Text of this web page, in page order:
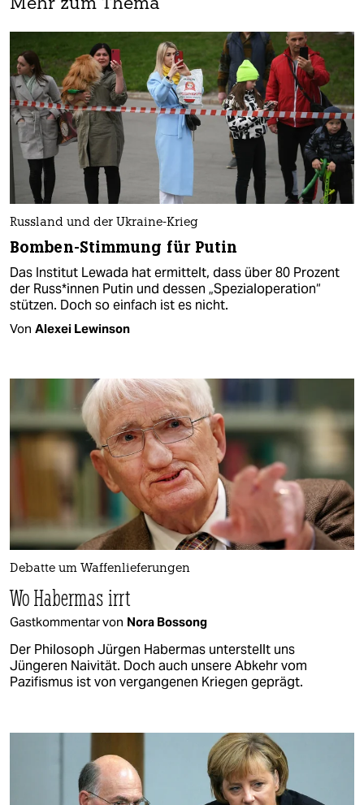
Mehr zum Thema
Russland und der Ukraine-Krieg
Bomben-Stimmung für Putin
Das Institut Lewada hat ermittelt, dass über 80 Prozent
der Rus­s*in­nen Putin und dessen „Spezialoperation“
stützen. Doch so einfach ist es nicht.
Von Alexei Lewinson
Debatte um Waffenlieferungen
Wo Habermas irrt
Gastkommentar von Nora Bossong
Der Philosoph Jürgen Habermas unterstellt uns
Jüngeren Naivität. Doch auch unsere Abkehr vom
Pazifismus ist von vergangenen Kriegen geprägt.